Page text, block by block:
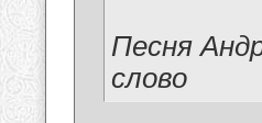
Песня
слово